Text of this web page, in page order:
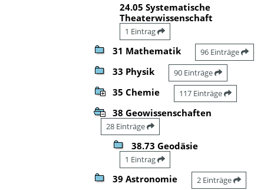
24.05 Systematische
Theaterwissenschaft
1 Eintrag
31 Mathematik 96 Einträge
33 Physik 90 Einträge
35 Chemie 117 Einträge
38 Geowissenschaften
28 Einträge
38.73 Geodäsie
1 Eintrag
39 Astronomie 2 Einträge